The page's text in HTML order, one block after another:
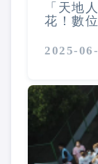
「天地
花！數
2025-